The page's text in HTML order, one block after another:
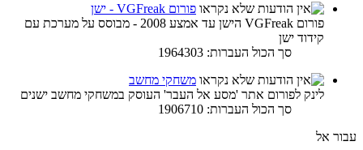
פורום VGFreak - ישן
פורום VGFreak הישן עד אמצע 2008 - מבוסס על מערכת עם
קידוד ישן
סך הכול העברות: 1964303
משחקי מחשב
לינק לפורום אתר 'מסע אל העבר' העוסק במשחקי מחשב ישנים
סך הכול העברות: 1906710
עבור אל